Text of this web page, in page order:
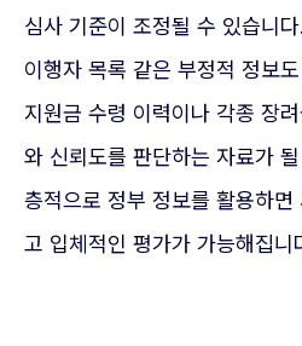
심사 기준이 조정될 수 있습니
이행자 목록 같은 부정적 정보
지원금 수령 이력이나 각종 장
와 신뢰도를 판단하는 자료가
층적으로 정부 정보를 활용하면
고 입체적인 평가가 가능해집니